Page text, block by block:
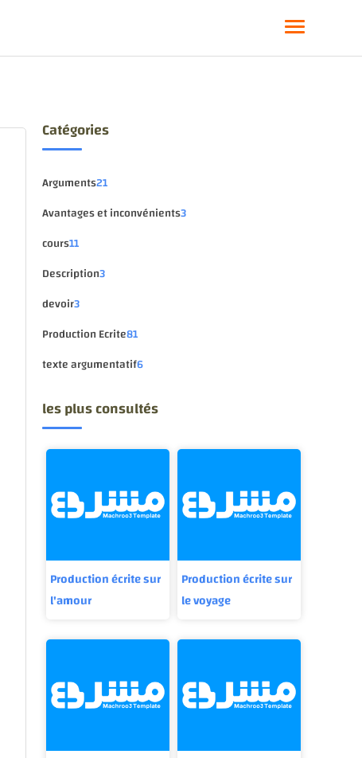
Catégories
Arguments21
Avantages et inconvénients3
cours11
Description3
devoir3
Production Ecrite81
texte argumentatif6
les plus consultés
Production écrite sur
l'amour
Production écrite sur
le voyage